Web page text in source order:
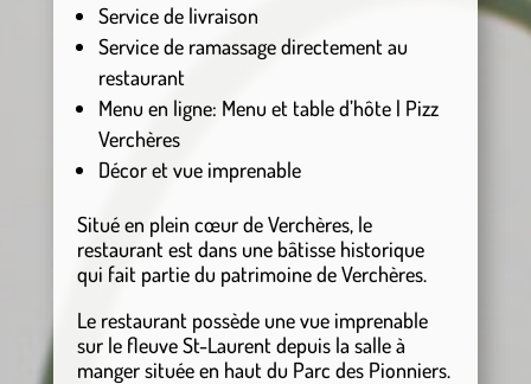
Service de livraison
Service de ramassage directement au
restaurant
Menu en ligne: Menu et table d’hôte | Pizz
Verchères
Décor et vue imprenable
Situé en plein cœur de Verchères, le
restaurant est dans une bâtisse historique
qui fait partie du patrimoine de Verchères.
Le restaurant possède une vue imprenable
sur le fleuve St-Laurent depuis la salle à
manger située en haut du Parc des Pionniers.